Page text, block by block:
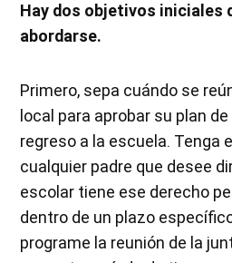
Hay dos objetivos iniciales
abordarse.
Primero, sepa cuándo se
local para aprobar su plan
regreso a la escuela. Tenga
cualquier padre que desee
escolar tiene ese derecho
dentro de un plazo
programe la reunión de la